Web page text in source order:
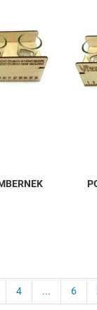
4 ... 6